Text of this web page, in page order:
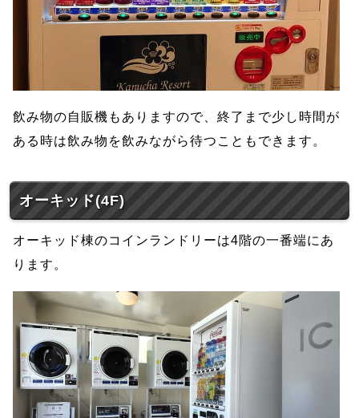
飲み物の自販機もありますので、終了まで少し時間が
ある時は飲み物を飲みながら待つこともできます。
オーキッド(4F)
オーキッド棟のコインランドリーは4階の一番端にあ
ります。